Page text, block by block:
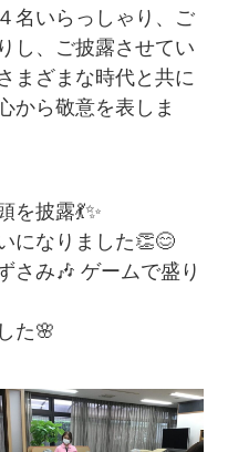
名いらっしゃり、ご
し、ご披露させてい
まざまな時代と共に
から敬意を表しま
披露💃✨
になりました👏😊
さみ🎶 ゲームで盛り
た🌸